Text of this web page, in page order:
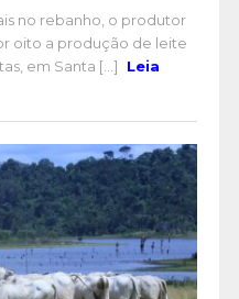
no rebanho, o produtor
oito a produção de leite
em Santa [...]
Leia